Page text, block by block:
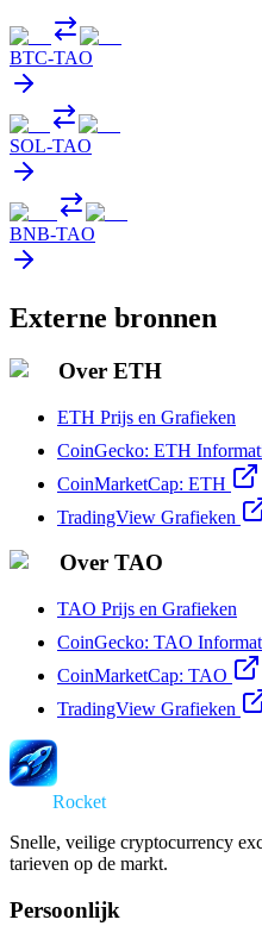
BTC-TAO
SOL-TAO
BNB-TAO
Externe bronnen
Over ETH
ETH Prijs en Grafieken
CoinGecko: ETH
CoinMarketCap: ETH
TradingView Grafieken
Over TAO
TAO Prijs en Grafieken
CoinGecko: TAO
CoinMarketCap: TAO
TradingView Grafieken
Rocket
Snelle, veilige cryptocurrency
tarieven op de markt.
Persoonlijk